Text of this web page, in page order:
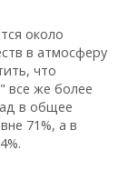
около
в атмосферу
что
все же более
в общее
71%, а в